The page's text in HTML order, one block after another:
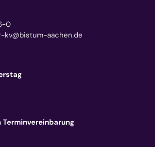
0
kv@bistum-aachen.de